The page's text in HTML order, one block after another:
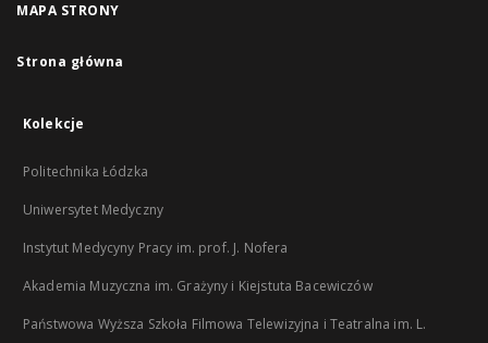
MAPA STRONY
Strona główna
Kolekcje
Politechnika Łódzka
Uniwersytet Medyczny
Instytut Medycyny Pracy im. prof. J. Nofera
Akademia Muzyczna im. Grażyny i Kiejstuta Bacewiczów
Państwowa Wyższa Szkoła Filmowa Telewizyjna i Teatralna im. L.